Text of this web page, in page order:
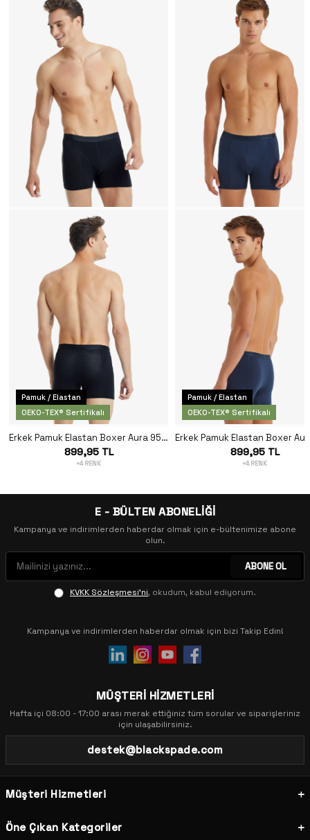
Pamuk / Elastan
OEKO-TEX® Sertifikalı
Erkek Pamuk Elastan Boxer Aura 9502 - Siyah
899,95 TL
+4 RENK
Pamuk / Elastan
OEKO-TEX® Sertifikalı
899,95 TL
+4 RENK
E - BÜLTEN ABONELİĞİ
Kampanya ve indirimlerden haberdar olmak için e-bültenimize abone
olun.
ABONE OL
KVKK Sözleşmesi'ni, okudum, kabul ediyorum.
Kampanya ve indirimlerden haberdar olmak için bizi Takip Edin!
MÜŞTERİ HİZMETLERİ
Hafta içi 08:00 - 17:00 arası merak ettiğiniz tüm sorular ve siparişleriniz
için ulaşabilirsiniz.
destek@blackspade.com
Müşteri Hizmetleri
Öne Çıkan Kategoriler